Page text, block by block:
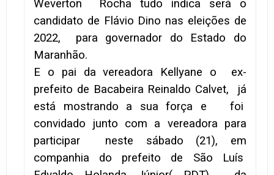
Weverton Rocha tudo indica será o
candidato de Flávio Dino nas eleições de
2022, para governador do Estado do
Maranhão.
E o pai da vereadora Kellyane o ex-
prefeito de Bacabeira Reinaldo Calvet, já
está mostrando a sua força e foi
convidado junto com a vereadora para
participar neste sábado (21), em
companhia do prefeito de São Luís